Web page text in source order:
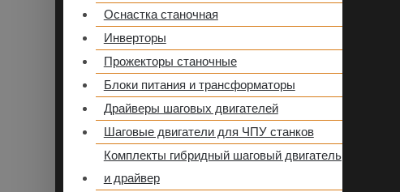
Оснастка станочная
Инверторы
Прожекторы станочные
Блоки питания и трансформаторы
Драйверы шаговых двигателей
Шаговые двигатели для ЧПУ станков
Комплекты гибридный шаговый двигатель
и драйвер